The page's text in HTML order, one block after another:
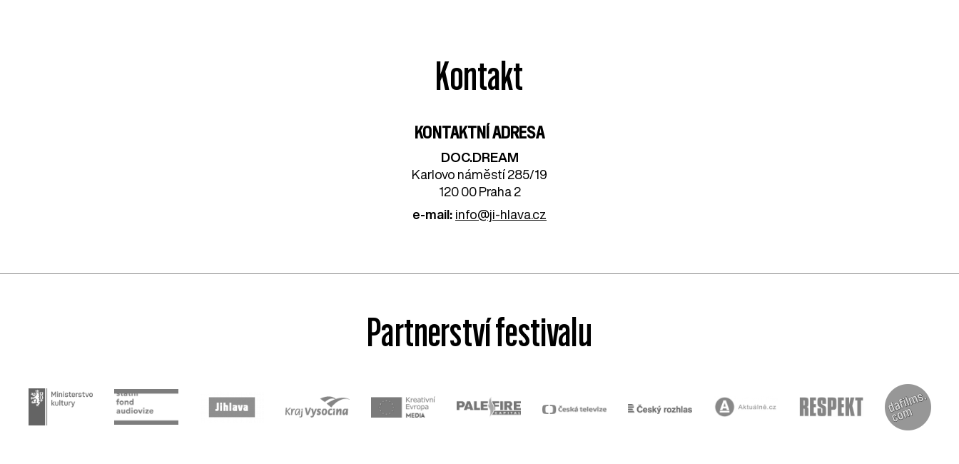
Kontakt
KONTAKTNÍ ADRESA
DOC.DREAM​
Karlovo náměstí 285/19
120 00 Praha 2
e-mail: info@ji-hlava.cz
Partnerství festivalu